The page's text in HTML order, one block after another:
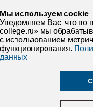
Мы используем cookie
Уведомляем Вас, что во
college.ru» мы
с использованием
функционирования.
данных